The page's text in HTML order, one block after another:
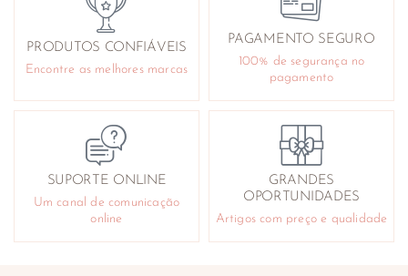
PRODUTOS CONFIÁVEIS
Encontre as melhores marcas
PAGAMENTO SEGURO
100% de segurança no
pagamento
SUPORTE ONLINE
Um canal de comunicação
online
GRANDES
OPORTUNIDADES
Artigos com preço e qualidade